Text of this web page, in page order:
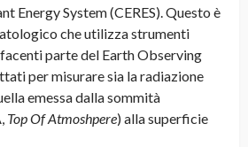
Energy System (CERES). Questo è
che utilizza strumenti
parte del Earth Observing
per misurare sia la radiazione
emessa dalla sommità
Top Of Atmoshpere) alla superficie